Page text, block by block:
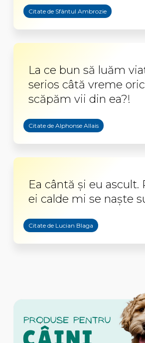
Citate de Sfântul Ambrozie
La ce bun să luăm
serios câtă vreme
scăpăm vii din ea?!
Citate de Alphonse Allais
Ea cântă şi eu ascult.
ei calde mi se naşte
Citate de Lucian Blaga